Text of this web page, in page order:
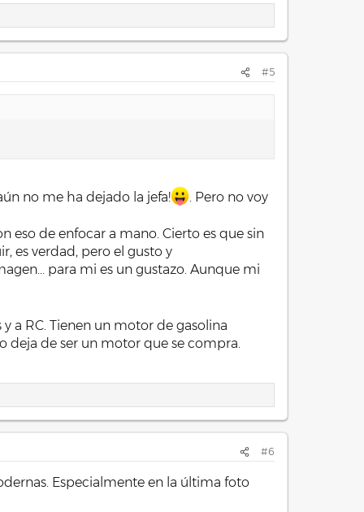
#5
no me ha dejado la jefa!
. Pero no voy
eso de enfocar a mano. Cierto es que sin
es verdad, pero el gusto y
para mi es un gustazo. Aunque mi
a RC. Tienen un motor de gasolina
deja de ser un motor que se compra.
#6
Especialmente en la última foto